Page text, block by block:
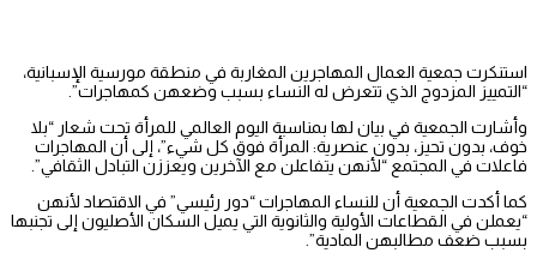
استنكرت جمعية العمال المهاجرين المغاربة في منطقة مورسية الإسبانية،
“التمييز المزدوج الذي تتعرض له النساء بسبب وضعهن كمهاجرات”.
وأشارت الجمعية في بيان لها بمناسبة اليوم العالمي للمرأة تحت شعار “بلا
خوف، بدون تحيز، بدون عنصرية: المرأة فوق كل شيء”، إلى أن المهاجرات
فاعلات في المجتمع “لأنهن يتفاعلن مع الآخرين ويعززن التبادل الثقافي”.
كما أكدت الجمعية أن للنساء المهاجرات “دور رئيسي” في الاقتصاد لأنهن
“يعملن في القطاعات الأولية والثانوية التي يميل السكان الأصليون إلى تجنبها
بسبب ضعف مطالبهن المادية”.